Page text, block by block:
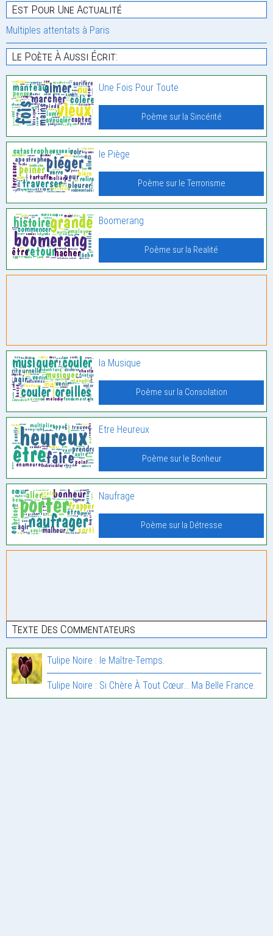
Est Pour Une Actualité
Multiples attentats à Paris
Le Poète À Aussi Écrit:
Une Fois Pour Toute
Poème sur la Sincérité
le Piège
Poème sur le Terrorisme
Boomerang
Poème sur la Realité
la Musique
Poème sur la Consolation
Etre Heureux
Poème sur le Bonheur
Naufrage
Poème sur la Détresse
Texte Des Commentateurs
Tulipe Noire : le Maître-Temps.
Tulipe Noire : Si Chère À Tout Cœur… Ma Belle France.